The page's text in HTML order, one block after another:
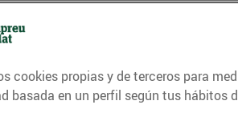
gastronomía de nuestro territorio
CONSELLS I HÀBITS SALUDABLES
cookies propias y de terceros para
basada en un perfil según tus hábitos